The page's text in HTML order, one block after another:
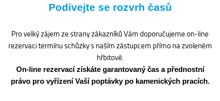
Podívejte se rozvrh časů
Pro velký zájem ze strany zákazníků Vám doporučujeme on-line
rezervaci termínu schůzky s naším zástupcem přímo na zvoleném
hřbitově.
On-line rezervací získáte garantovaný čas a přednostní
právo pro vyřízení Vaší poptávky po kamenických pracích.